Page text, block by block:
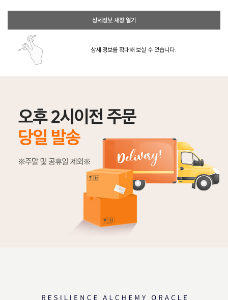
상세정보 새창 열기
상세 정보를 확대해 보실 수 있습니다.